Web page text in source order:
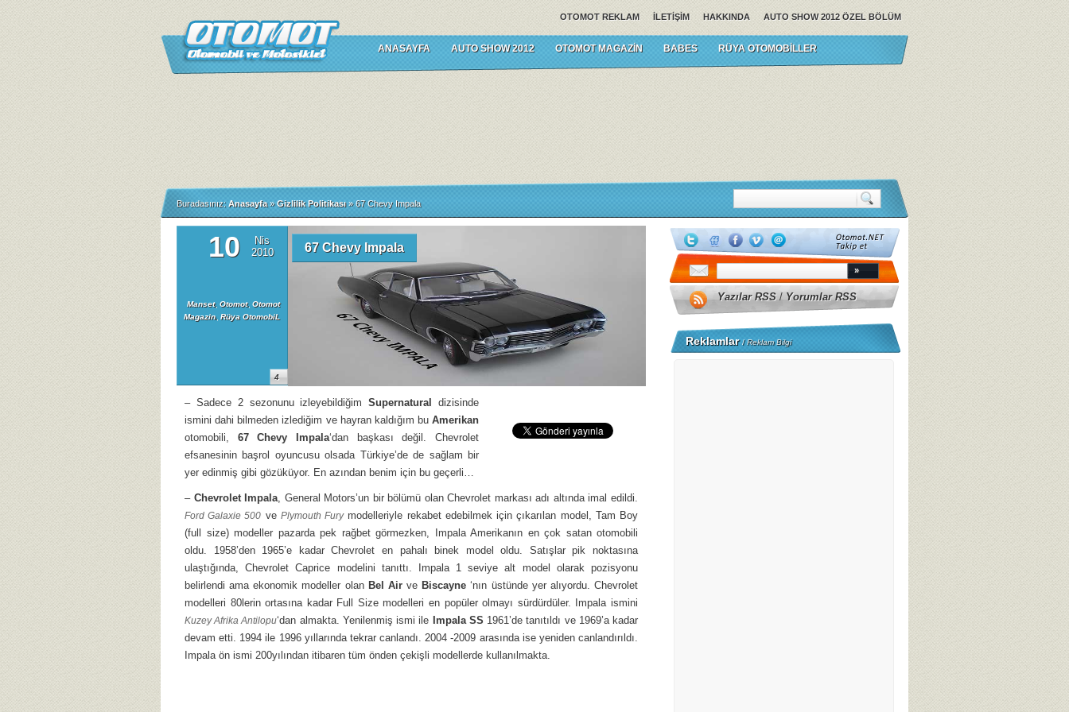
AUTO SHOW 2012 ÖZEL BÖLÜM
HAKKINDA
İLETIŞIM
OTOMOT REKLAM
ANASAYFA AUTO SHOW 2012 OTOMOT MAGAZIN BABES RÜYA OTOMOBILLER
Buradasınız: Anasayfa » Gizlilik Politikası » 67 Chevy Impala
10
Nis
2010
Manset, Otomot, Otomot
Magazin, Rüya OtomobiL
4
67 Chevy Impala
– Sadece 2 sezonunu izleyebildiğimSupernaturaldizisinde
ismini dahi bilmeden izlediğim ve hayran kaldığım bu Amerikan
otomobili, 67 Chevy Impala‘dan başkası değil. Chevrolet
efsanesinin başrol oyuncusu olsada Türkiye’de de sağlam bir
yer edinmiş gibi gözüküyor. En azından benim için bu geçerli…
– Chevrolet Impala, General Motors’un bir bölümü olan Chevrolet markası adı altında imal edildi.
Ford Galaxie 500 ve Plymouth Furymodelleriyle rekabet edebilmek için çıkarılan model, Tam Boy
(full size) modeller pazarda pek rağbet görmezken, Impala Amerikanın en çok satan otomobili
oldu. 1958’den 1965’e kadar Chevrolet en pahalı binek model oldu. Satışlar pik noktasına
ulaştığında, Chevrolet Caprice modelini tanıttı. Impala 1 seviye alt model olarak pozisyonu
belirlendi ama ekonomik modeller olan Bel Airve Biscayne‘nın üstünde yer alıyordu. Chevrolet
modelleri 80lerin ortasına kadar Full Size modelleri en popüler olmayı sürdürdüler. Impala ismini
Kuzey Afrika Antilopu‘dan almakta. Yenilenmiş ismi ile Impala SS 1961’de tanıtıldı ve 1969’a kadar
devam etti. 1994 ile 1996 yıllarında tekrar canlandı. 2004 -2009 arasında ise yeniden canlandırıldı.
Impala ön ismi 200yılından itibaren tüm önden çekişli modellerde kullanılmakta.
Yazılar RSS/Yorumlar RSS
Reklamlar/Reklam Bilgi